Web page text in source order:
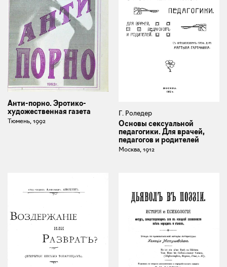
Анти-порно. Эротико-
художественная газета
Тюмень, 1992
Г. Роледер
Основы сексуальной
педагогики. Для врачей,
педагогов и родителей
Москва, 1912